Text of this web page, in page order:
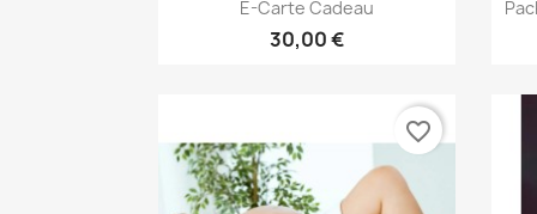
E-Carte Cadeau
30,00 €
favorite_border